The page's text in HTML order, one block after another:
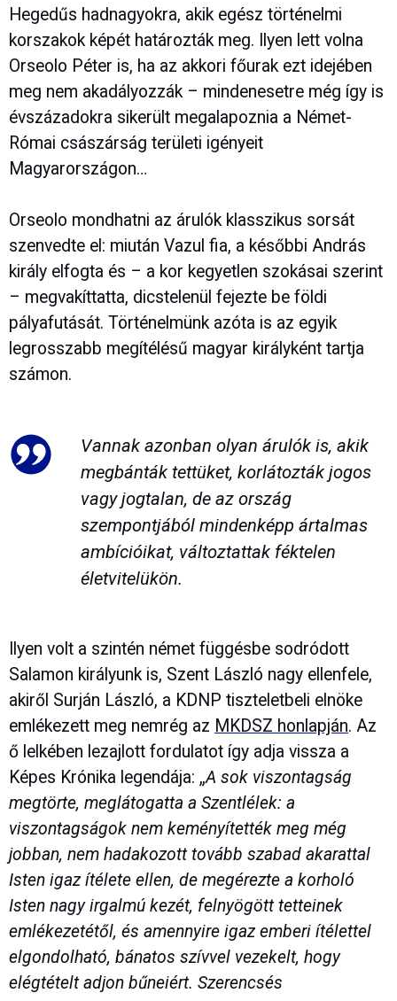
Hegedűs hadnagyokra, akik egész történelmi
korszakok képét határozták meg. Ilyen lett volna
Orseolo Péter is, ha az akkori főurak ezt idejében
meg nem akadályozzák – mindenesetre még így is
évszázadokra sikerült megalapoznia a Német-
Római császárság területi igényeit
Magyarországon…
Orseolo mondhatni az árulók klasszikus sorsát
szenvedte el: miután Vazul fia, a későbbi András
király elfogta és – a kor kegyetlen szokásai szerint
– megvakíttatta, dicstelenül fejezte be földi
pályafutását. Történelmünk azóta is az egyik
legrosszabb megítélésű magyar királyként tartja
számon.
Vannak azonban olyan árulók is, akik
megbánták tettüket, korlátozták jogos
vagy jogtalan, de az ország
szempontjából mindenképp ártalmas
ambícióikat, változtattak féktelen
életvitelükön.
Ilyen volt a szintén német függésbe sodródott
Salamon királyunk is, Szent László nagy ellenfele,
akiről Surján László, a KDNP tiszteletbeli elnöke
emlékezett meg nemrég az MKDSZ honlapján. Az
ő lelkében lezajlott fordulatot így adja vissza a
Képes Krónika legendája: „A sok viszontagság
megtörte, meglátogatta a Szentlélek: a
viszontagságok nem keményítették meg még
jobban, nem hadakozott tovább szabad akarattal
Isten igaz ítélete ellen, de megérezte a korholó
Isten nagy irgalmú kezét, felnyögött tetteinek
emlékezetétől, és amennyire igaz emberi ítélettel
elgondolható, bánatos szívvel vezekelt, hogy
elégtételt adjon bűneiért. Szerencsés